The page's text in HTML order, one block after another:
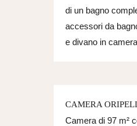
di un bagno
accessori da
e divano in
CAMERA
Camera di 97 m²